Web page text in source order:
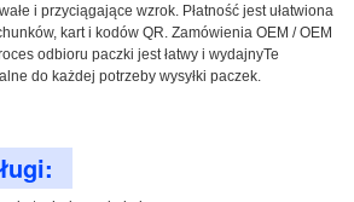
i przyciągające wzrok. Płatność jest ułatwiona
kart i kodów QR. Zamówienia OEM / OEM
odbioru paczki jest łatwy i wydajnyTe
do każdej potrzeby wysyłki paczek.